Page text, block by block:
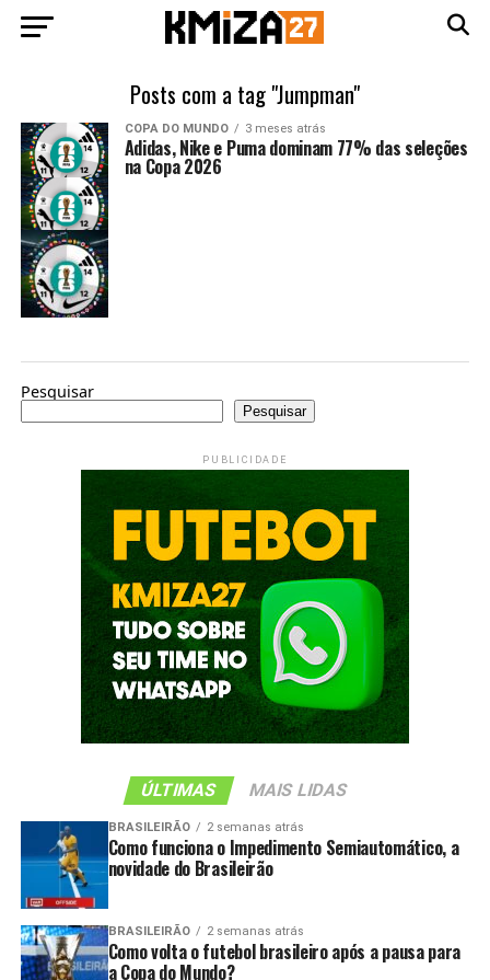
Posts com a tag "Jumpman"
COPA DO MUNDO 3 meses atrás
Adidas, Nike e Puma dominam 77% das seleções
na Copa 2026
Pesquisar
Pesquisar
PUBLICIDADE
ÚLTIMAS MAIS LIDAS
BRASILEIRÃO 2 semanas atrás
Como funciona o Impedimento Semiautomático, a
novidade do Brasileirão
BRASILEIRÃO 2 semanas atrás
Como volta o futebol brasileiro após a pausa para
a Copa do Mundo?